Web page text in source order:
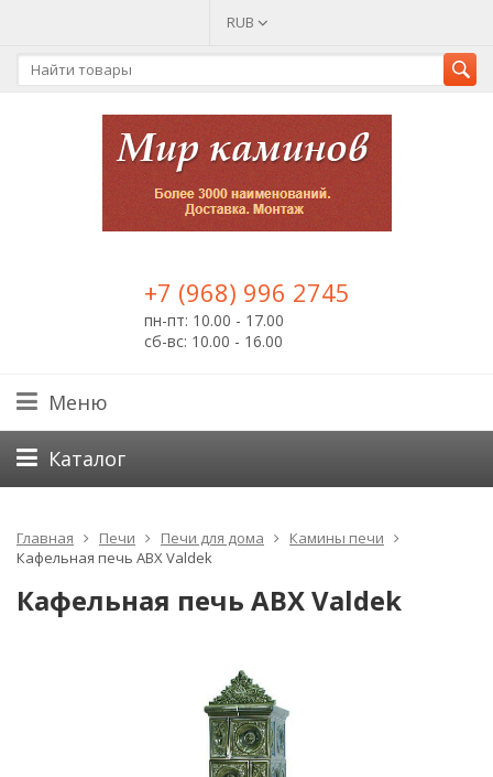
RUB
+7 (968) 996 2745
пн-пт: 10.00 - 17.00
сб-вс: 10.00 - 16.00
Меню
Каталог
Главная Печи Печи для дома
Камины печи
Кафельная печь ABX Valdek
Кафельная печь ABX Valdek